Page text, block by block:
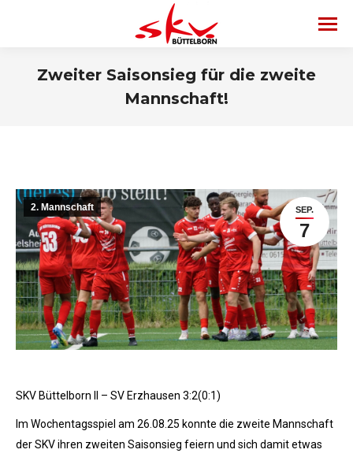
Zweiter Saisonsieg für die zweite
Mannschaft!
SEP.
7
2. Mannschaft
SKV Büttelborn II – SV Erzhausen 3:2(0:1)
Im Wochentagsspiel am 26.08.25 konnte die zweite Mannschaft
der SKV ihren zweiten Saisonsieg feiern und sich damit etwas